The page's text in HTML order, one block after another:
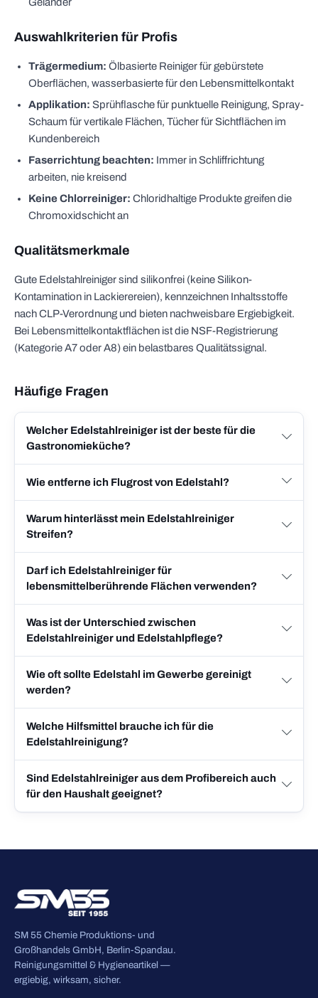
Auswahlkriterien für Profis
Trägermedium: Ölbasierte Reiniger für gebürstete
Oberflächen, wasserbasierte für den Lebensmittelkontakt
Applikation: Sprühflasche für punktuelle Reinigung, Spray-
Schaum für vertikale Flächen, Tücher für Sichtflächen im
Kundenbereich
Faserrichtung beachten: Immer in Schliffrichtung
arbeiten, nie kreisend
Keine Chlorreiniger: Chloridhaltige Produkte greifen die
Chromoxidschicht an
Qualitätsmerkmale
Gute Edelstahlreiniger sind silikonfrei (keine Silikon-
Kontamination in Lackierereien), kennzeichnen Inhaltsstoffe
nach CLP-Verordnung und bieten nachweisbare Ergiebigkeit.
Bei Lebensmittelkontaktflächen ist die NSF-Registrierung
(Kategorie A7 oder A8) ein belastbares Qualitätssignal.
Häufige Fragen
Welcher Edelstahlreiniger ist der beste für die
Gastronomieküche?
Wie entferne ich Flugrost von Edelstahl?
Warum hinterlässt mein Edelstahlreiniger
Streifen?
Darf ich Edelstahlreiniger für
lebensmittelberührende Flächen verwenden?
Was ist der Unterschied zwischen
Edelstahlreiniger und Edelstahlpflege?
Wie oft sollte Edelstahl im Gewerbe gereinigt
werden?
Welche Hilfsmittel brauche ich für die
Edelstahlreinigung?
Sind Edelstahlreiniger aus dem Profibereich auch
für den Haushalt geeignet?
SM 55 Chemie Produktions- und
Großhandels GmbH, Berlin-Spandau.
Reinigungsmittel & Hygieneartikel —
ergiebig, wirksam, sicher.